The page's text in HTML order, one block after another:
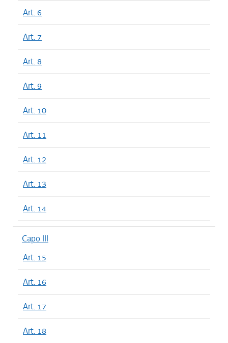
Art. 6
Art. 7
Art. 8
Art. 9
Art. 10
Art. 11
Art. 12
Art. 13
Art. 14
Capo III
Art. 15
Art. 16
Art. 17
Art. 18